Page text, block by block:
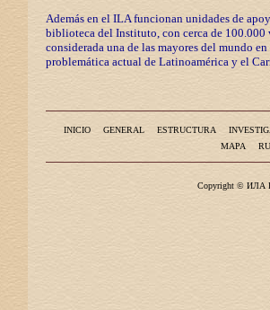
Además en el ILA funcionan unidades de
biblioteca del Instituto, con cerca de 100.000
considerada una de las mayores del mundo
problemática actual de Latinoamérica y el
INICIO GENERAL ESTRUCTURA
MAPA
Copyright © ИЛА